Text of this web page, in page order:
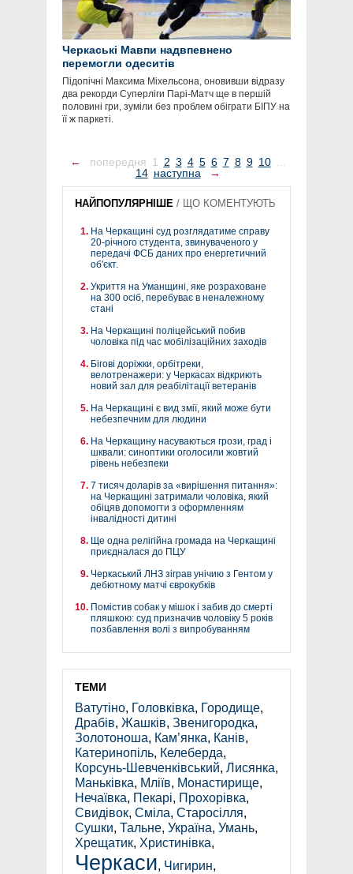
Черкаські Мавпи надвпевнено
перемогли одеситів
Підопічні Максима Міхельсона, оновивши відразу
два рекорди Суперліги Парі-Матч ще в першій
половині гри, зуміли без проблем обіграти БІПУ на
її ж паркеті.
← попередня 1 2 3 4 5 6 7 8 9 10 ...
14 наступна →
НАЙПОПУЛЯРНІШЕ / ЩО КОМЕНТУЮТЬ
На Черкащині суд розглядатиме справу
20-річного студента, звинуваченого у
передачі ФСБ даних про енергетичний
об'єкт.
Укриття на Уманщині, яке розраховане
на 300 осіб, перебуває в неналежному
стані
На Черкащині поліцейський побив
чоловіка під час мобілізаційних заходів
Бігові доріжки, орбітреки,
велотренажери: у Черкасах відкриють
новий зал для реабілітації ветеранів
На Черкащині є вид змії, який може бути
небезпечним для людини
На Черкащину насуваються грози, град і
шквали: синоптики оголосили жовтий
рівень небезпеки
7 тисяч доларів за «вирішення питання»:
на Черкащині затримали чоловіка, який
обіцяв допомогти з оформленням
інвалідності дитині
Ще одна релігійна громада на Черкащині
приєдналася до ПЦУ
Черкаський ЛНЗ зіграв унічию з Гентом у
дебютному матчі єврокубків
Помістив собак у мішок і забив до смерті
пляшкою: суд призначив чоловіку 5 років
позбавлення волі з випробуванням
ТЕМИ
Ватутіно, Головківка, Городище,
Драбів, Жашків, Звенигородка,
Золотоноша, Кам’янка, Канів,
Катеринопіль, Келеберда,
Корсунь-Шевченківський, Лисянка,
Маньківка, Мліїв, Монастирище,
Нечаївка, Пекарі, Прохорівка,
Свидівок, Сміла, Старосілля,
Сушки, Тальне, Україна, Умань,
Хрещатик, Христинівка,
Черкаси, Чигирин,